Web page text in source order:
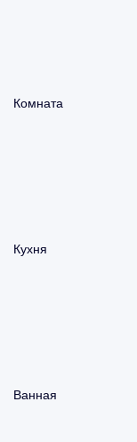
Комната
Кухня
Ванная